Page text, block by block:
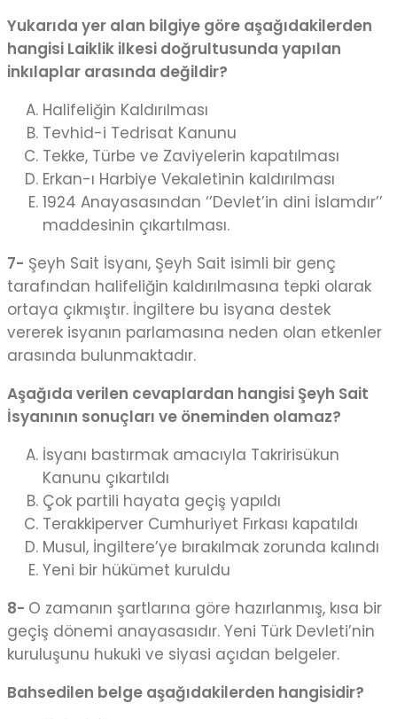
Yukarıda yer alan bilgiye göre aşağıdakilerden
hangisi Laiklik ilkesi doğrultusunda yapılan
inkılaplar arasında değildir?
Halifeliğin Kaldırılması
Tevhid-i Tedrisat Kanunu
Tekke, Türbe ve Zaviyelerin kapatılması
Erkan-ı Harbiye Vekaletinin kaldırılması
1924 Anayasasından ‘’Devlet’in dini İslamdır’’
maddesinin çıkartılması.
7- Şeyh Sait İsyanı, Şeyh Sait isimli bir genç
tarafından halifeliğin kaldırılmasına tepki olarak
ortaya çıkmıştır. İngiltere bu isyana destek
vererek isyanın parlamasına neden olan etkenler
arasında bulunmaktadır.
Aşağıda verilen cevaplardan hangisi Şeyh Sait
İsyanının sonuçları ve öneminden olamaz?
İsyanı bastırmak amacıyla Takririsükun
Kanunu çıkartıldı
Çok partili hayata geçiş yapıldı
Terakkiperver Cumhuriyet Fırkası kapatıldı
Musul, İngiltere’ye bırakılmak zorunda kalındı
Yeni bir hükümet kuruldu
8- O zamanın şartlarına göre hazırlanmış, kısa bir
geçiş dönemi anayasasıdır. Yeni Türk Devleti’nin
kuruluşunu hukuki ve siyasi açıdan belgeler.
Bahsedilen belge aşağıdakilerden hangisidir?